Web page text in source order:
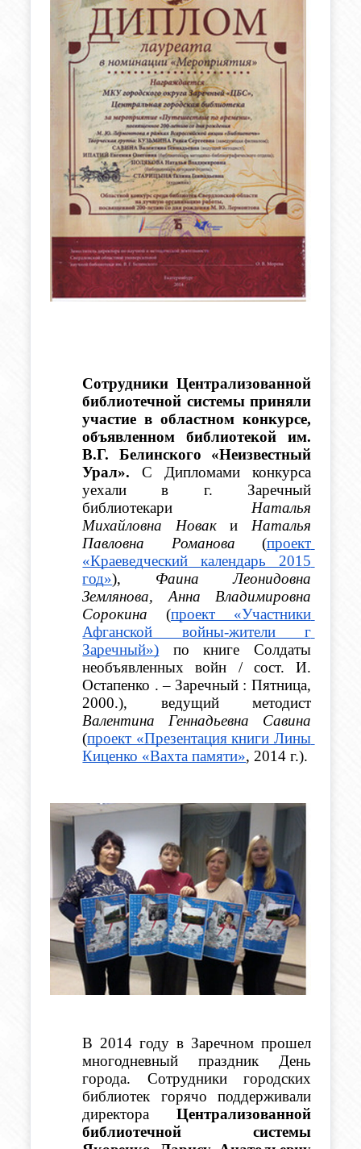
Сотрудники Централизованной
библиотечной системы приняли
участие в областном конкурсе,
объявленном библиотекой им.
В.Г. Белинского «Неизвестный
Урал». С Дипломами конкурса
уехали в г. Заречный
библиотекари Наталья
Михайловна Новак и Наталья
Павловна Романова (проект
«Краеведческий календарь 2015
год»), Фаина Леонидовна
Землянова, Анна Владимировна
Сорокина (проект «Участники
Афганской войны-жители г
Заречный») по книге Солдаты
необъявленных войн / сост. И.
Остапенко . – Заречный : Пятница,
2000.), ведущий методист
Валентина Геннадьевна Савина
(проект «Презентация книги Лины
Киценко «Вахта памяти», 2014 г.).
В 2014 году в Заречном прошел
многодневный праздник День
города. Сотрудники городских
библиотек горячо поддерживали
директора Централизованной
библиотечной системы